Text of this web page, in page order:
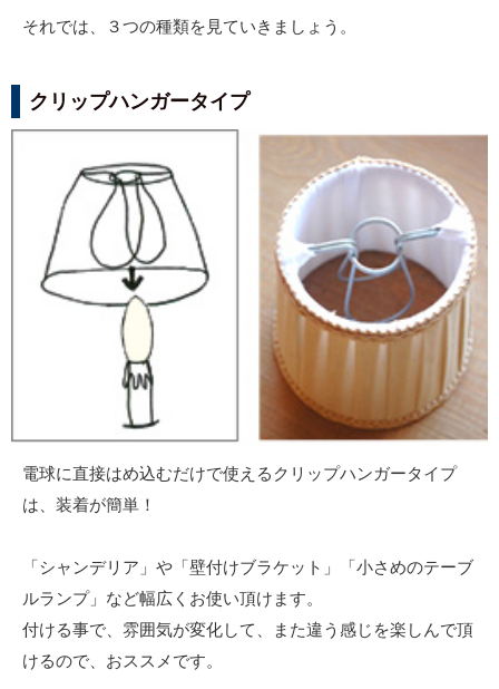
それでは、３つの種類を見ていきましょう。
クリップハンガータイプ
電球に直接はめ込むだけで使えるクリップハンガータイプ
は、装着が簡単！
「シャンデリア」や「壁付けブラケット」「小さめのテーブ
ルランプ」など幅広くお使い頂けます。
付ける事で、雰囲気が変化して、また違う感じを楽しんで頂
けるので、おススメです。